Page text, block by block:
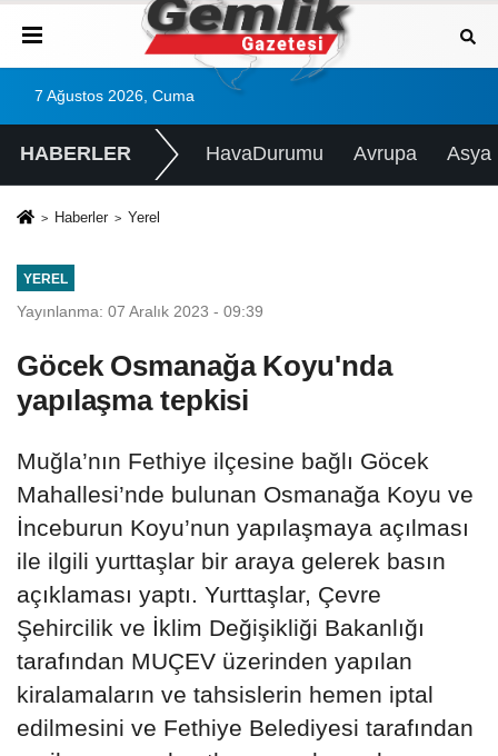
7 Ağustos 2026, Cuma
HABERLER HavaDurumu Avrupa Asya
Haberler Yerel
YEREL
Yayınlanma: 07 Aralık 2023 - 09:39
Göcek Osmanağa Koyu'nda
yapılaşma tepkisi
Muğla’nın Fethiye ilçesine bağlı Göcek
Mahallesi’nde bulunan Osmanağa Koyu ve
İnceburun Koyu’nun yapılaşmaya açılması
ile ilgili yurttaşlar bir araya gelerek basın
açıklaması yaptı. Yurttaşlar, Çevre
Şehircilik ve İklim Değişikliği Bakanlığı
tarafından MUÇEV üzerinden yapılan
kiralamaların ve tahsislerin hemen iptal
edilmesini ve Fethiye Belediyesi tarafından